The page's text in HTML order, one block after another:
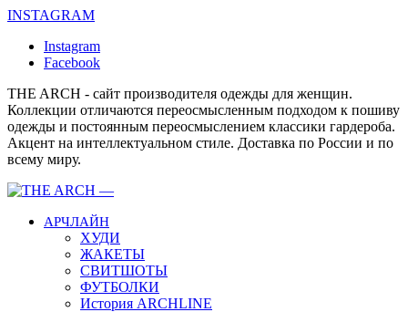
INSTAGRAM
Instagram
Facebook
THE ARCH - сайт производителя одежды для женщин.
Коллекции отличаются переосмысленным подходом к пошиву
одежды и постоянным переосмыслением классики гардероба.
Акцент на интеллектуальном стиле. Доставка по России и по
всему миру.
АРЧЛАЙН
ХУДИ
ЖАКЕТЫ
СВИТШОТЫ
ФУТБОЛКИ
История ARCHLINE